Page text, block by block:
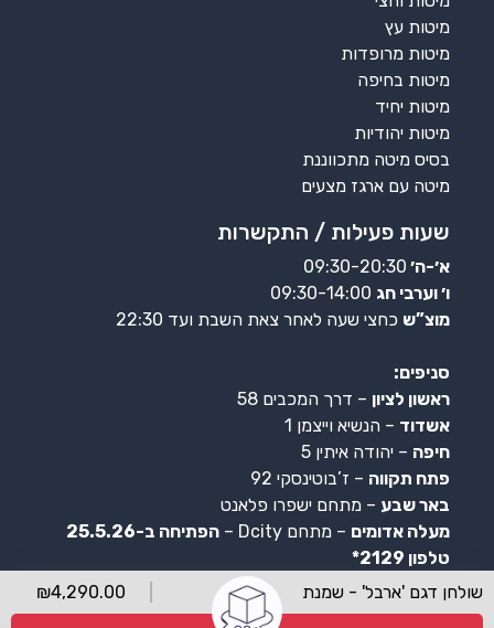
שולחן דגם 'ארבל' - שמנת ₪4,290.00
מיטות עץ
מיטות מרופדות
מיטות בחיפה
מיטות יחיד
מיטות יהודיות
בסיס מיטה מתכווננת
מיטה עם ארגז מצעים
שעות פעילות / התקשרות
א׳-ה׳ 09:30-20:30
ו׳ וערבי חג
מוצ”ש כחצי שעה לאחר צאת השבת ועד 22:30
סניפים:
ראשון לציון – דרך המכבים 58
אשדוד – הנשיא וייצמן 1
חיפה – יהודה איתין 5
פתח תקווה – ז’בוטינסקי 92
באר שבע – מתחם ישפרו פלאנט
מעלה אדומים – מתחם Dcity –
הפתיחה ב-25.5.26
טלפון 2129*